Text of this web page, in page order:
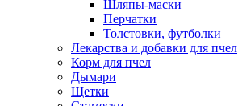
Шляпы-маски
Перчатки
Толстовки, футболки
Лекарства и добавки для пчел
Корм для пчел
Дымари
Щетки